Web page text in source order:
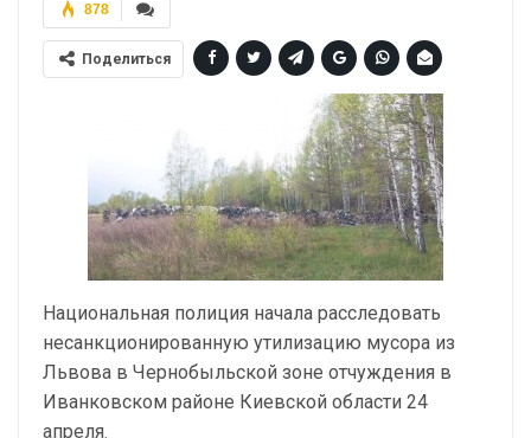
878
Поделиться
Национальная полиция начала расследовать
несанкционированную утилизацию мусора из
Львова в Чернобыльской зоне отчуждения в
Иванковском районе Киевской области 24
апреля.